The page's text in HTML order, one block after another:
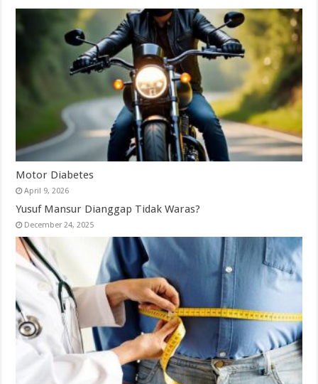
Motor Diabetes
April 9, 2026
Yusuf Mansur Dianggap Tidak Waras?
December 24, 2025